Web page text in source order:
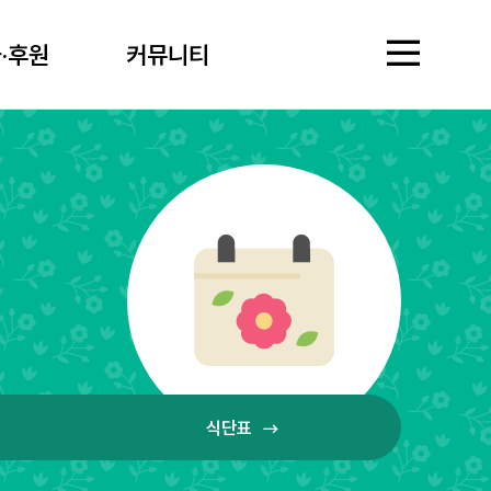
후원
커뮤니티
기관소개 영락경로원은?
영락사회복지재단소
시설개요·현황
찾아오시는길
입소안내 입소조건 입소절차·준비서류 자
서비스안내 생활지원 보건의료 원내
자원봉사
식단표